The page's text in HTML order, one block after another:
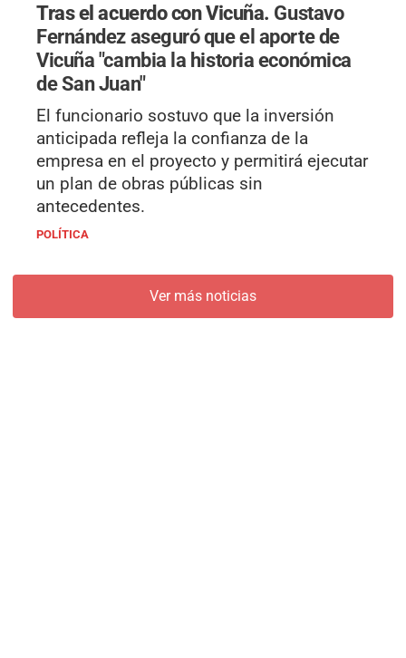
Tras el acuerdo con Vicuña. Gustavo
Fernández aseguró que el aporte de
Vicuña "cambia la historia económica
de San Juan"
El funcionario sostuvo que la inversión
anticipada refleja la confianza de la
empresa en el proyecto y permitirá ejecutar
un plan de obras públicas sin
antecedentes.
POLÍTICA
Ver más noticias